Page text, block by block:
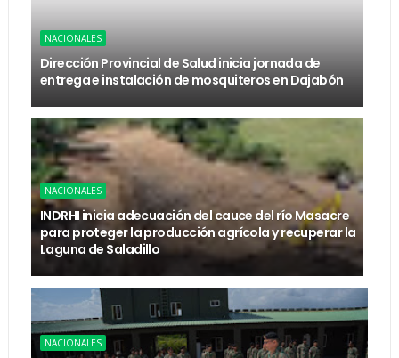
NACIONALES
Dirección Provincial de Salud inicia jornada de
entrega e instalación de mosquiteros en Dajabón
NACIONALES
INDRHI inicia adecuación del cauce del río Masacre
para proteger la producción agrícola y recuperar la
Laguna de Saladillo
NACIONALES